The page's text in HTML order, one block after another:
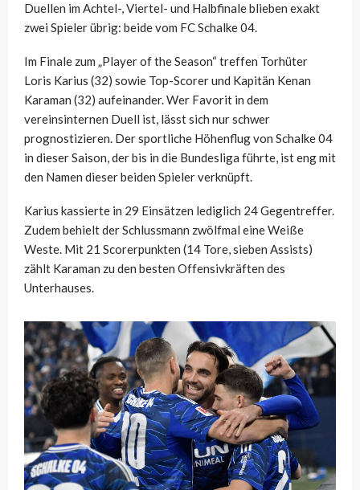
Duellen im Achtel-, Viertel- und Halbfinale blieben exakt
zwei Spieler übrig: beide vom FC Schalke 04.
Im Finale zum „Player of the Season“ treffen Torhüter
Loris Karius (32) sowie Top-Scorer und Kapitän Kenan
Karaman (32) aufeinander. Wer Favorit in dem
vereinsinternen Duell ist, lässt sich nur schwer
prognostizieren. Der sportliche Höhenflug von Schalke 04
in dieser Saison, der bis in die Bundesliga führte, ist eng mit
den Namen dieser beiden Spieler verknüpft.
Karius kassierte in 29 Einsätzen lediglich 24 Gegentreffer.
Zudem behielt der Schlussmann zwölfmal eine Weiße
Weste. Mit 21 Scorerpunkten (14 Tore, sieben Assists)
zählt Karaman zu den besten Offensivkräften des
Unterhauses.